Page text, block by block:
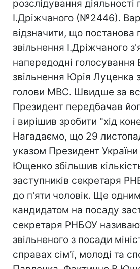
розслідування
І.Дріжчаного (№2446).
відзначити, що постанова
звільнення І.Дріжчаного
напередодні голосування
звільнення Юрія Луценка
голови МВС. Швидше за
Президент передбачав
і вирішив зробити "хід
Нагадаємо, що 29
указом Президент України
Ющенко збільшив
заступників секретаря
до п'яти чоловік. Ще одним
кандидатом на посаду
секретаря РНБОУ
звільненого з посади
справах сім'ї, молоді та